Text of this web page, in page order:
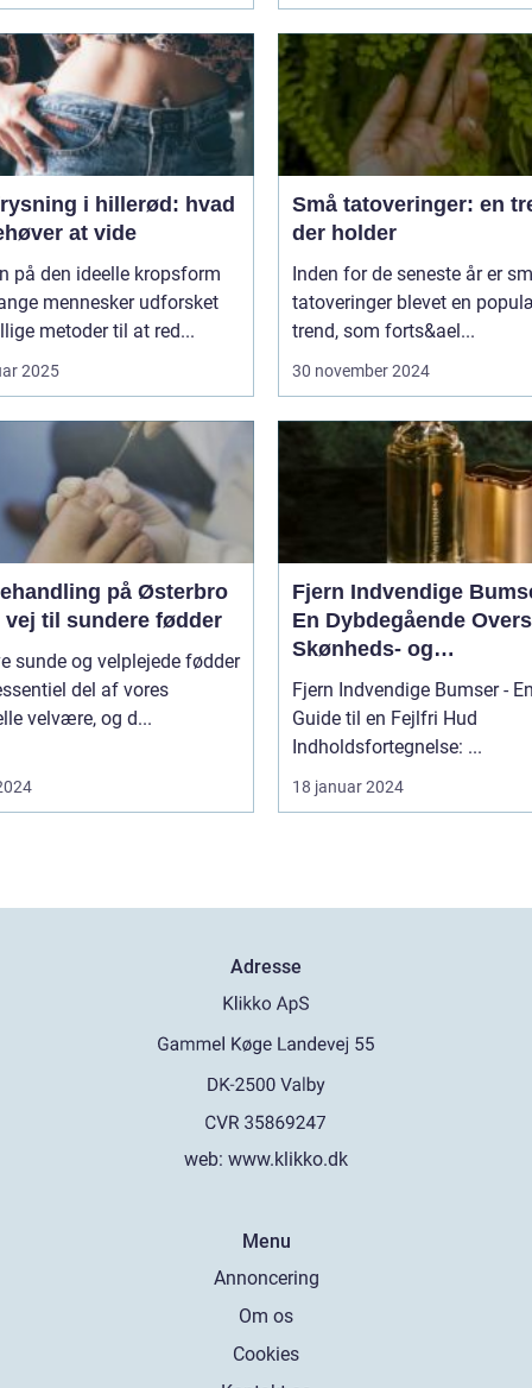
i hillerød: hvad
at vide
på den ideelle kropsform
mennesker udforsket
metoder til at red...
2025
Små tatoveringer: en
der holder
Inden for de seneste år er
tatoveringer blevet en
trend, som forts&ael...
30 november 2024
på Østerbro
vej til sundere fødder
sunde og velplejede fødder
del af vores
velvære, og d...
Fjern Indvendige
En Dybdegående
Skønheds- og
Kosmetikforbrugere
Fjern Indvendige Bumser -
Guide til en Fejlfri Hud
Indholdsfortegnelse: ...
18 januar 2024
Adresse
web: www.klikko.dk
Menu
Annoncering
Om os
Cookies